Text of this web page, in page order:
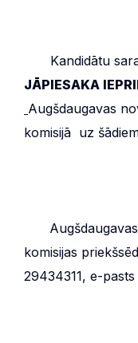
Kandidātu
JĀPIESAKA
Augšdaugavas
komisijā uz
komisijas
29434311, e-pasts